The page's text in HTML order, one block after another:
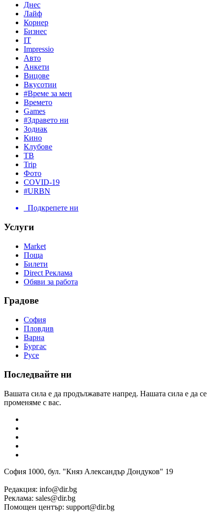
Днес
Лайф
Корнер
Бизнес
IT
Impressio
Авто
Анкети
Вицове
Вкусотии
#Време за мен
Времето
Games
#Здравето ни
Зодиак
Кино
Клубове
ТВ
Trip
Фото
COVID-19
#URBN
Подкрепете ни
Услуги
Market
Поща
Билети
Direct Реклама
Обяви за работа
Градове
София
Пловдив
Варна
Бургас
Русе
Последвайте ни
Вашата сила е да продължавате напред. Нашата сила е да се
променяме с вас.
София 1000, бул. "Княз Александър Дондуков" 19
Редакция: info@dir.bg
Реклама: sales@dir.bg
Помощен център: support@dir.bg